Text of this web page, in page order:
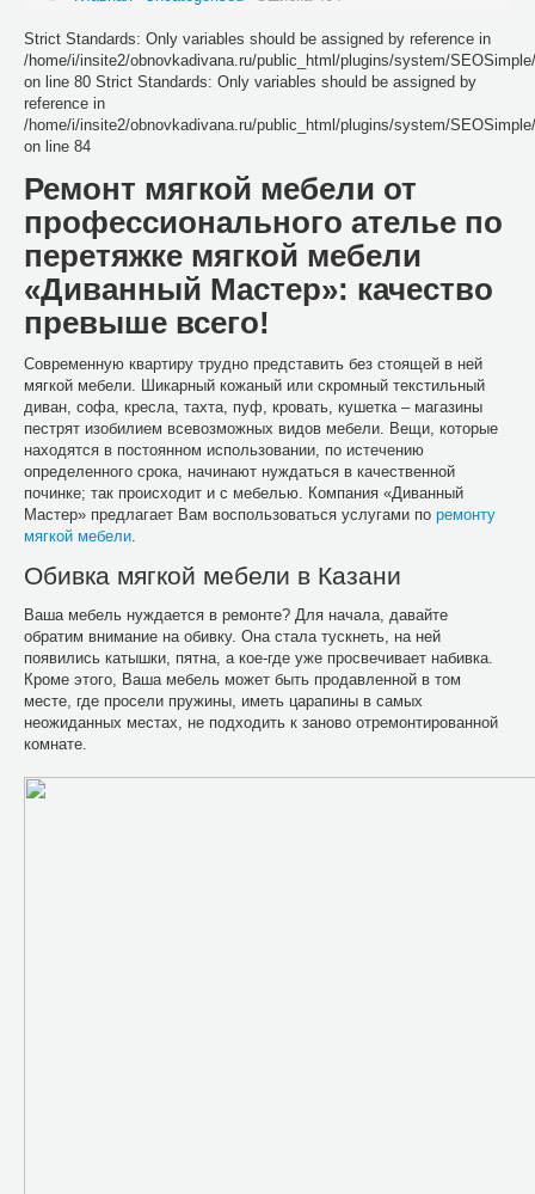
Strict Standards: Only variables should be assigned by reference in
/home/i/insite2/obnovkadivana.ru/public_html/plugins/system/
on line 80 Strict Standards: Only variables should be assigned by
reference in
/home/i/insite2/obnovkadivana.ru/public_html/plugins/system/
on line 84
Ремонт мягкой мебели от
профессионального ателье по
перетяжке мягкой мебели
«Диванный Мастер»: качество
превыше всего!
Современную квартиру трудно представить без стоящей в ней
мягкой мебели. Шикарный кожаный или скромный текстильный
диван, софа, кресла, тахта, пуф, кровать, кушетка – магазины
пестрят изобилием всевозможных видов мебели. Вещи, которые
находятся в постоянном использовании, по истечению
определенного срока, начинают нуждаться в качественной
починке; так происходит и с мебелью. Компания «Диванный
Мастер» предлагает Вам воспользоваться услугами по ремонту
мягкой мебели.
Обивка мягкой мебели в Казани
Ваша мебель нуждается в ремонте? Для начала, давайте
обратим внимание на обивку. Она стала тускнеть, на ней
появились катышки, пятна, а кое-где уже просвечивает набивка.
Кроме этого, Ваша мебель может быть продавленной в том
месте, где просели пружины, иметь царапины в самых
неожиданных местах, не подходить к заново отремонтированной
комнате.